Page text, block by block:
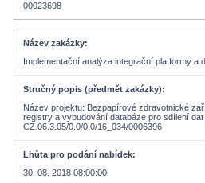
00023698
Název zakázky
Implementační analýza integrační platformy a
Stručný popis (předmět zakázky)
Název projektu: Bezpapírové zdravotnické
registry a vybudování databáze pro sdílení dat
CZ.06.3.05/0.0/0.0/16_034/0006396
Lhůta pro podání nabídek
30. 08. 2018 08:00:00